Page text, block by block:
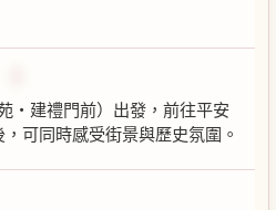
・建禮門前）出發，前往平安
可同時感受街景與歷史氛圍。